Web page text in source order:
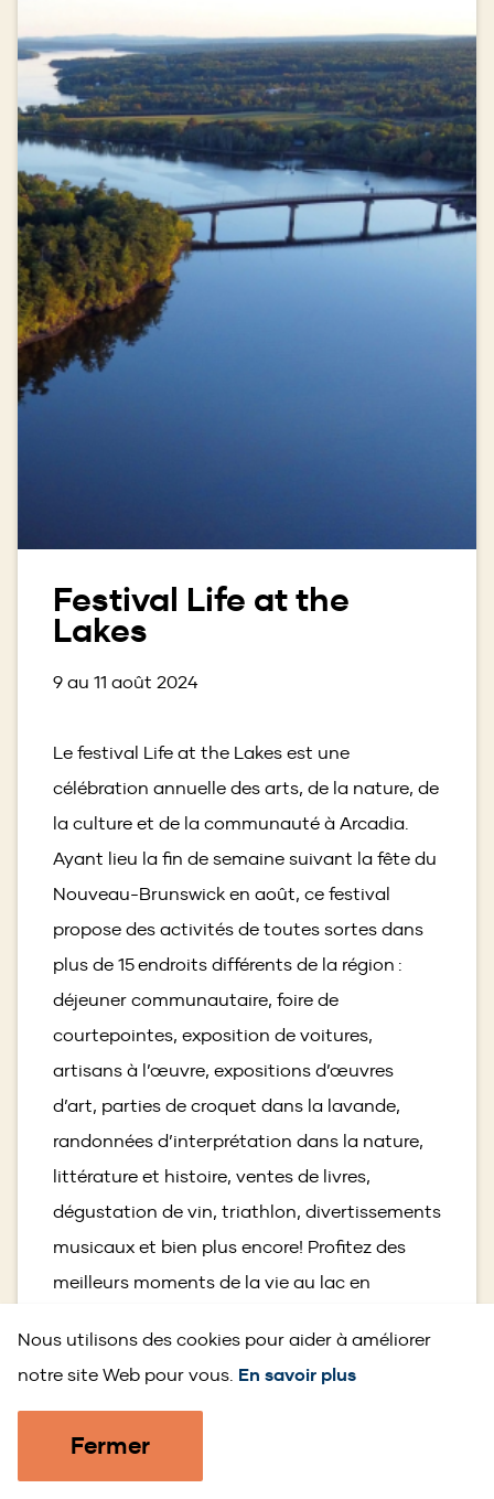
Fermer
Nous utilisons des cookies pour aider à améliorer
notre site Web pour vous. En savoir plus
Festival Life at the
Lakes
9 au 11 août 2024
Le festival Life at the Lakes est une
célébration annuelle des arts, de la nature, de
la culture et de la communauté à Arcadia.
Ayant lieu la fin de semaine suivant la fête du
Nouveau-Brunswick en août, ce festival
propose des activités de toutes sortes dans
plus de 15 endroits différents de la région :
déjeuner communautaire, foire de
courtepointes, exposition de voitures,
artisans à l’œuvre, expositions d’œuvres
d’art, parties de croquet dans la lavande,
randonnées d’interprétation dans la nature,
littérature et histoire, ventes de livres,
dégustation de vin, triathlon, divertissements
musicaux et bien plus encore! Profitez des
meilleurs moments de la vie au lac en
Breakfast ou chez Jenkins Cove Cottage
Rentals.
en savoir plus